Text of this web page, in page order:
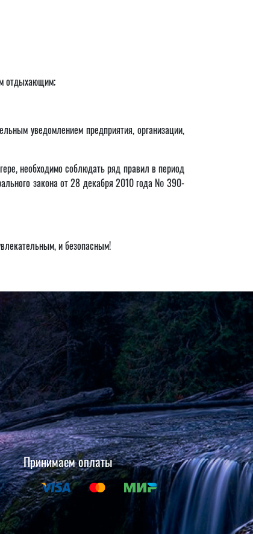
отдыхающим;
уведомлением предприятия, организации,
необходимо соблюдать ряд правил в период
закона от 28 декабря 2010 года № 390-
и безопасным!
Принимаем оплаты